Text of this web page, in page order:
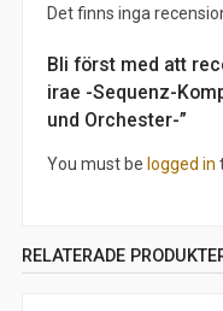
Det finns inga
Bli först med att
irae -Sequenz-
und Orchester-”
You must be logged in
RELATERADE